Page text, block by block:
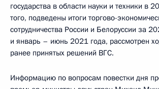
государства в области науки и техники в
того, подведены итоги торгово-
сотрудничества России и Белоруссии за
и январь – июнь 2021 года, рассмотрен
ранее принятых решений ВГС.
Информацию по вопросам повестки дня